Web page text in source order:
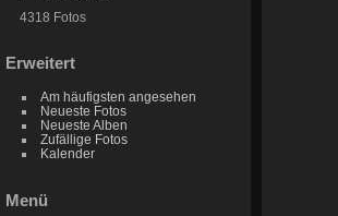
4318 Fotos
Erweitert
Am häufigsten angesehen
Neueste Fotos
Neueste Alben
Zufällige Fotos
Kalender
Menü